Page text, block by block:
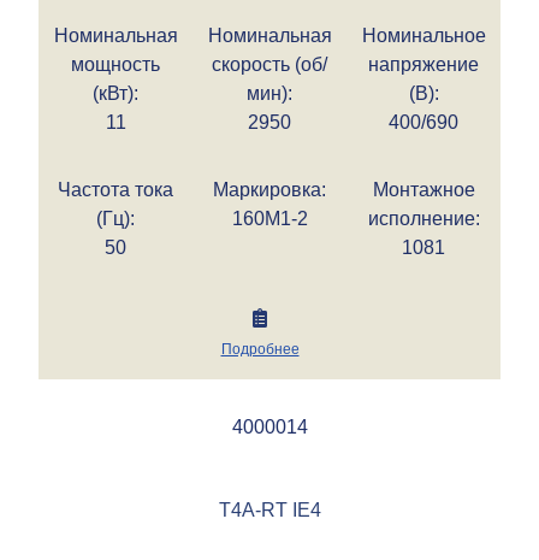
Номинальная
мощность
(кВт):
11
Номинальная
скорость (об/
мин):
2950
Номинальное
напряжение
(В):
400/690
Частота тока
(Гц):
50
Маркировка:
160M1-2
Монтажное
исполнение:
1081
Подробнее
4000014
T4A-RT IE4